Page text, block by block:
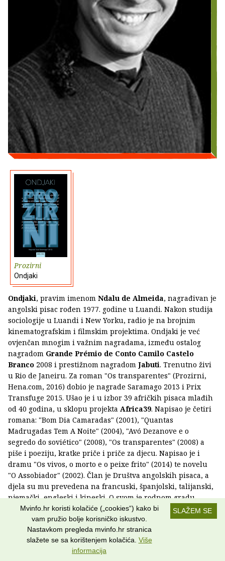
Prozirni
Ondjaki
Ondjaki, pravim imenom Ndalu de Almeida, nagrađivan je
angolski pisac rođen 1977. godine u Luandi. Nakon studija
sociologije u Luandi i New Yorku, radio je na brojnim
kinematografskim i filmskim projektima. Ondjaki je već
ovjenčan mnogim i važnim nagradama, između ostalog
nagradom Grande Prémio de Conto Camilo Castelo
Branco 2008 i prestižnom nagradom Jabuti. Trenutno živi
u Rio de Janeiru. Za roman "Os transparentes" (Prozirni,
Hena.com, 2016) dobio je nagrade Saramago 2013 i Prix
Transfuge 2015. Ušao je i u izbor 39 afričkih pisaca mlađih
od 40 godina, u sklopu projekta Africa39. Napisao je četiri
romana: "Bom Dia Camaradas" (2001), "Quantas
Madrugadas Tem A Noite" (2004), "Avó Dezanove e o
segredo do soviético" (2008), "Os transparentes" (2008) a
piše i poeziju, kratke priče i priče za djecu. Napisao je i
dramu "Os vivos, o morto e o peixe frito" (2014) te novelu
"O Assobiador" (2002). Član je Društva angolskih pisaca, a
djela su mu prevedena na francuski, španjolski, talijanski,
njemački, engleski i kineski. O svom je rodnom gradu
snimio dokumentarni film pod nazivom "Hope the Pitanga
Cherries Grow – Tales of Luanda" (2006).
ROSA MONTERO (ŠPANJOLSKA)
SLAŽEM SE
Mvinfo.hr koristi kolačiće („cookies“) kako bi
vam pružio bolje korisničko iskustvo.
Nastavkom pregleda mvinfo.hr stranica
slažete se sa korištenjem kolačića. Više
informacija